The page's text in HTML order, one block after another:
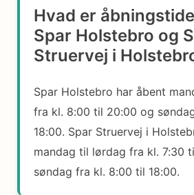
Hvad er
Spar Holstebro og
Struervej i
Spar Holstebro har åbent
fra kl. 8:00 til 20:00 og
18:00. Spar Struervej i
mandag til lørdag fra kl. 7:30
søndag fra kl. 8:00 til 18:00.